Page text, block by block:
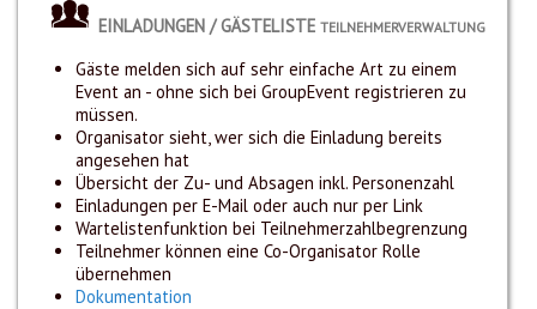
EINLADUNGEN / GÄSTELISTE TEILNEHMERVERWALTUNG
Gäste melden sich auf sehr einfache Art zu einem
Event an - ohne sich bei GroupEvent registrieren zu
müssen.
Organisator sieht, wer sich die Einladung bereits
angesehen hat
Übersicht der Zu- und Absagen inkl. Personenzahl
Einladungen per E-Mail oder auch nur per Link
Wartelistenfunktion bei Teilnehmerzahlbegrenzung
Teilnehmer können eine Co-Organisator Rolle
übernehmen
Dokumentation